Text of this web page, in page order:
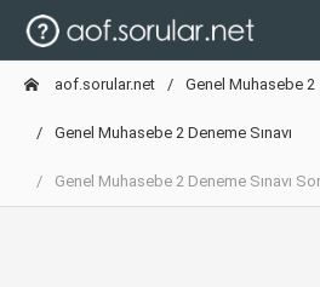
aof.sorular.net Genel Muhasebe 2
Genel Muhasebe 2 Deneme Sınavı
Genel Muhasebe 2 Deneme Sınavı